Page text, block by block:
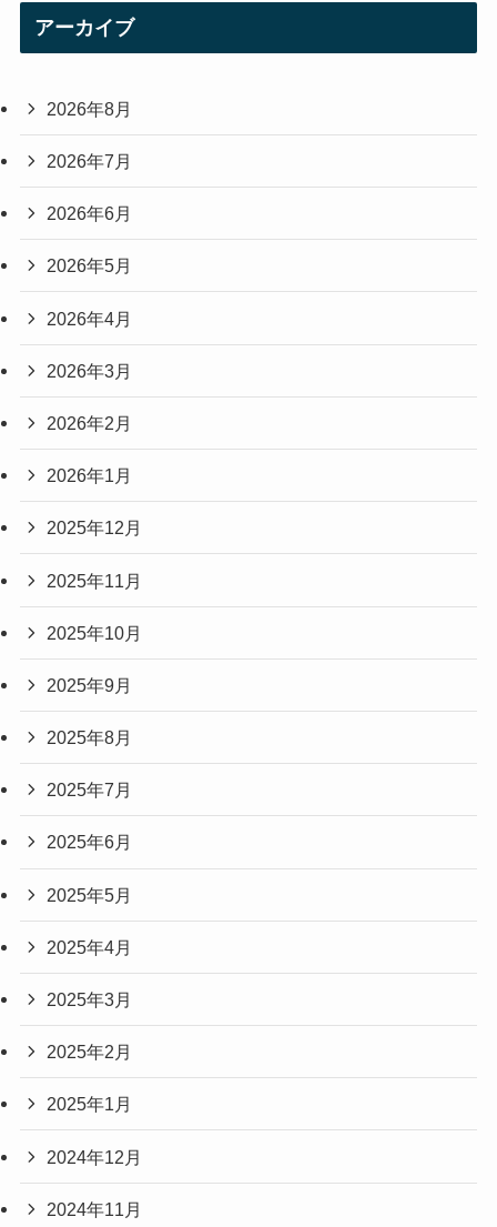
アーカイブ
2026年8月
2026年7月
2026年6月
2026年5月
2026年4月
2026年3月
2026年2月
2026年1月
2025年12月
2025年11月
2025年10月
2025年9月
2025年8月
2025年7月
2025年6月
2025年5月
2025年4月
2025年3月
2025年2月
2025年1月
2024年12月
2024年11月